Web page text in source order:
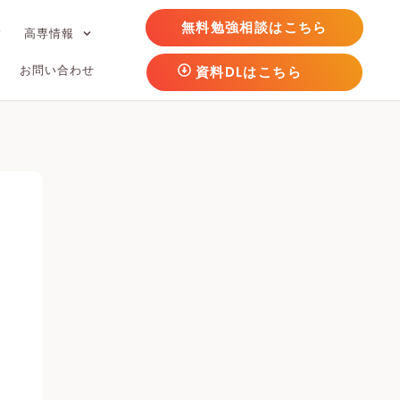
高専情報
お問い合わせ
無料勉強相談はこちら
資料DLはこちら